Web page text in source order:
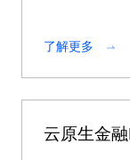
了解更多
云原生金